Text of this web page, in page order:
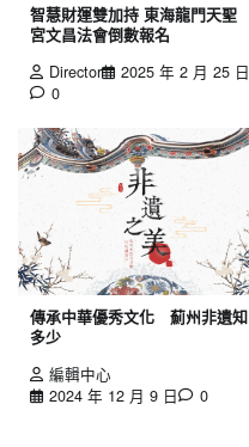
智慧財運雙加持 東海龍門天聖
宮文昌法會倒數報名
Director
2025 年 2 月 25 日
0
傳承中華優秀文化 薊州非遺知
多少
編輯中心
2024 年 12 月 9 日
0